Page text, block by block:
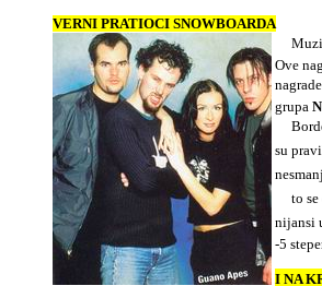
VERNI PRATIOCI SNOWBOARDA
Ove
grupa
su
to se
nijansi
-5
I NA